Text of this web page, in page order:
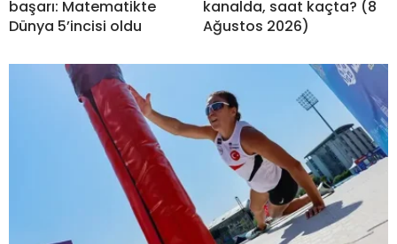
başarı: Matematikte
Dünya 5’incisi oldu
kanalda, saat kaçta? (8
Ağustos 2026)